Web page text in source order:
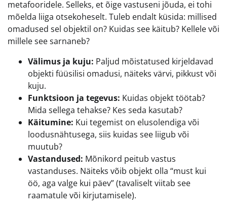
metafooridele. Selleks, et õige vastuseni jõuda, ei tohi
mõelda liiga otsekoheselt. Tuleb endalt küsida: millised
omadused sel objektil on? Kuidas see käitub? Kellele või
millele see sarnaneb?
Välimus ja kuju: Paljud mõistatused kirjeldavad
objekti füüsilisi omadusi, näiteks värvi, pikkust või
kuju.
Funktsioon ja tegevus: Kuidas objekt töötab?
Mida sellega tehakse? Kes seda kasutab?
Käitumine: Kui tegemist on elusolendiga või
loodusnähtusega, siis kuidas see liigub või
muutub?
Vastandused: Mõnikord peitub vastus
vastanduses. Näiteks võib objekt olla “must kui
öö, aga valge kui päev” (tavaliselt viitab see
raamatule või kirjutamisele).